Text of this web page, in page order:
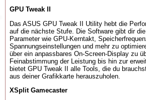
GPU Tweak II
Das ASUS GPU Tweak II Utility hebt die
auf die nächste Stufe. Die Software gibt dir
Parameter wie GPU-Kerntakt,
Spannungseinstellungen und mehr zu
über ein anpassbares On-Screen-Display zu
Feinabstimmung der Leistung bis hin zur
bietet GPU Tweak II alle Tools, die du
aus deiner Grafikkarte herauszuholen.
XSplit Gamecaster